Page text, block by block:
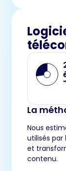
La
Nous
utilisés
et
contenu.